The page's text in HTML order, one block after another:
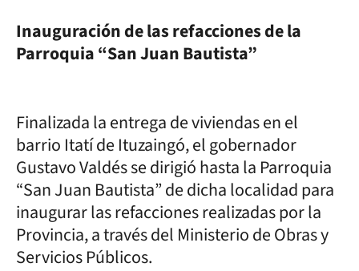
Inauguración de las refacciones de la
Parroquia “San Juan Bautista”
Finalizada la entrega de viviendas en el
barrio Itatí de Ituzaingó, el gobernador
Gustavo Valdés se dirigió hasta la Parroquia
“San Juan Bautista” de dicha localidad para
inaugurar las refacciones realizadas por la
Provincia, a través del Ministerio de Obras y
Servicios Públicos.